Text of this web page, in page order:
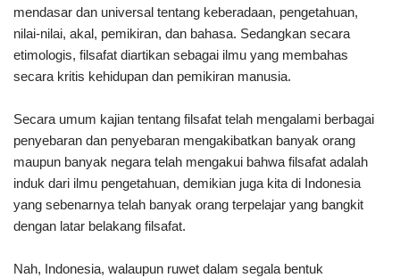
mendasar dan universal tentang keberadaan, pengetahuan,
nilai-nilai, akal, pemikiran, dan bahasa. Sedangkan secara
etimologis, filsafat diartikan sebagai ilmu yang membahas
secara kritis kehidupan dan pemikiran manusia.
Secara umum kajian tentang filsafat telah mengalami berbagai
penyebaran dan penyebaran mengakibatkan banyak orang
maupun banyak negara telah mengakui bahwa filsafat adalah
induk dari ilmu pengetahuan, demikian juga kita di Indonesia
yang sebenarnya telah banyak orang terpelajar yang bangkit
dengan latar belakang filsafat.
Nah, Indonesia, walaupun ruwet dalam segala bentuk